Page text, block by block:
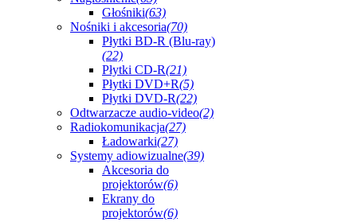
Głośniki(63)
Nośniki i akcesoria(70)
Płytki BD-R (Blu-ray)
(22)
Płytki CD-R(21)
Płytki DVD+R(5)
Płytki DVD-R(22)
Odtwarzacze audio-video(2)
Radiokomunikacja(27)
Ładowarki(27)
Systemy adiowizualne(39)
Akcesoria do
projektorów(6)
Ekrany do
projektorów(6)